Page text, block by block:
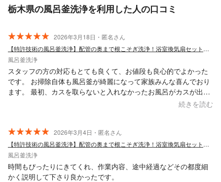
栃木県の風呂釜洗浄を利用した人の口コミ
2026年3月18日・匿名さん
【特許技術の風呂釜洗浄】配管の奥まで根こそぎ洗浄！浴室換気扇セットも大人気◎
風呂釜洗浄
スタッフの方の対応もとても良くて、お値段も良心的でよかった
です。 お掃除自体も風呂釜が綺麗になって家族みんな喜んでおり
ます。 最初、カスを取らないと入れなかったお風呂がカスが出る
ことなく入れるようになりました。 また、機会があればお願いし
続きを読む
2026年3月4日・匿名さん
【特許技術の風呂釜洗浄】配管の奥まで根こそぎ洗浄！浴室換気扇セットも大人気◎
風呂釜洗浄
時間もぴったりにきてくれ、作業内容、途中経過などその都度細
かく説明して下さり良かったです。